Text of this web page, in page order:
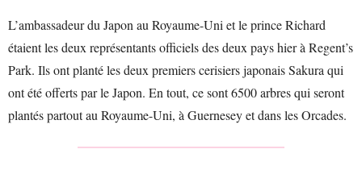
L’ambassadeur du Japon au Royaume-Uni et le prince Richard
étaient les deux représentants officiels des deux pays hier à Regent’s
Park. Ils ont planté les deux premiers cerisiers japonais Sakura qui
ont été offerts par le Japon. En tout, ce sont 6500 arbres qui seront
plantés partout au Royaume-Uni, à Guernesey et dans les Orcades.